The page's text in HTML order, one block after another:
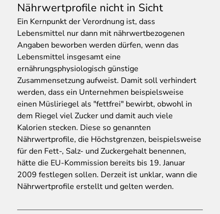
Nährwertprofile nicht in Sicht
Ein Kernpunkt der Verordnung ist, dass
Lebensmittel nur dann mit nährwertbezogenen
Angaben beworben werden dürfen, wenn das
Lebensmittel insgesamt eine
ernährungsphysiologisch günstige
Zusammensetzung aufweist. Damit soll verhindert
werden, dass ein Unternehmen beispielsweise
einen Müsliriegel als "fettfrei" bewirbt, obwohl in
dem Riegel viel Zucker und damit auch viele
Kalorien stecken. Diese so genannten
Nährwertprofile, die Höchstgrenzen, beispielsweise
für den Fett-, Salz- und Zuckergehalt benennen,
hätte die EU-Kommission bereits bis 19. Januar
2009 festlegen sollen. Derzeit ist unklar, wann die
Nährwertprofile erstellt und gelten werden.